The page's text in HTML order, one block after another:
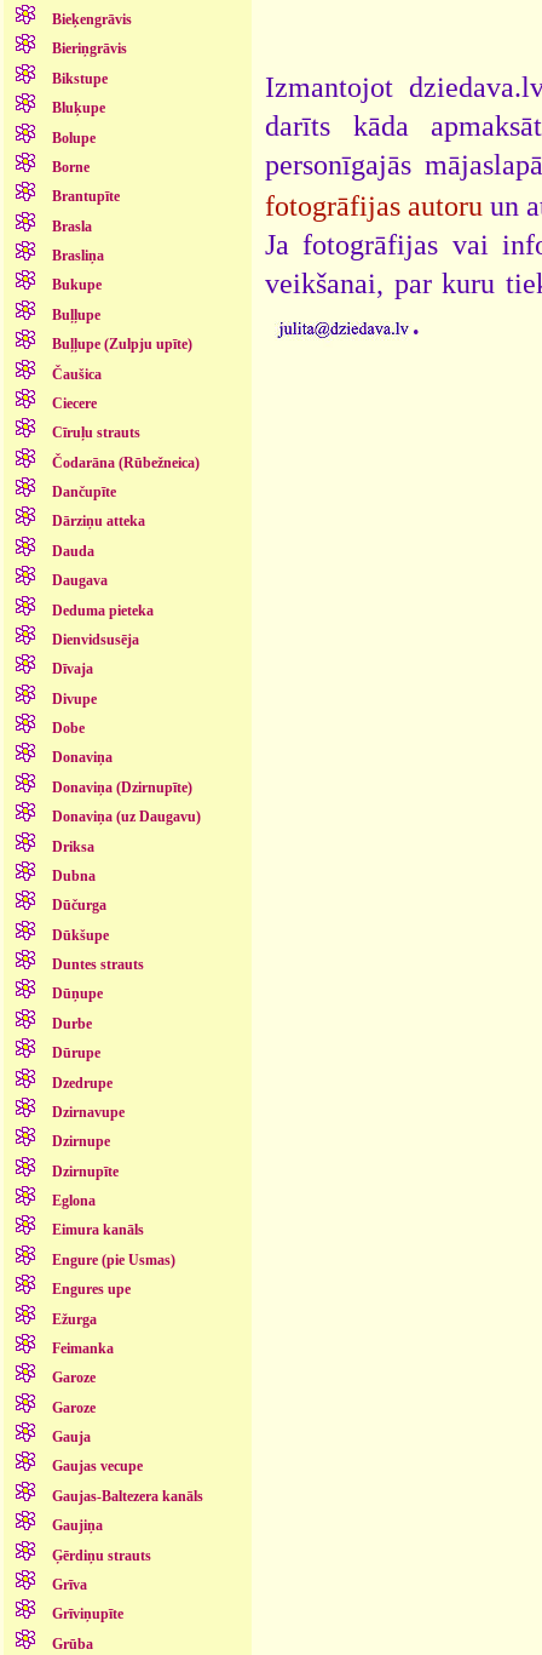
Bieķengrāvis
Bieriņgrāvis
Bikstupe
Bluķupe
Bolupe
Borne
Brantupīte
Brasla
Brasliņa
Bukupe
Buļļupe
Buļļupe (Zulpju upīte)
Čaušica
Ciecere
Cīruļu strauts
Čodarāna (Rūbežneica)
Dančupīte
Dārziņu atteka
Dauda
Daugava
Deduma pieteka
Dienvidsusēja
Dīvaja
Divupe
Dobe
Donaviņa
Donaviņa (Dzirnupīte)
Donaviņa (uz Daugavu)
Driksa
Dubna
Dūčurga
Dūkšupe
Duntes strauts
Dūņupe
Durbe
Dūrupe
Dzedrupe
Dzirnavupe
Dzirnupe
Dzirnupīte
Eglona
Eimura kanāls
Engure (pie Usmas)
Engures upe
Ežurga
Feimanka
Garoze
Garoze
Gauja
Gaujas vecupe
Gaujas-Baltezera kanāls
Gaujiņa
Ģērdiņu strauts
Grīva
Grīviņupīte
Grūba
Izmantojot
darīts kāda
personīgajās
fotogrāfijas autoru un
Ja fotogrāfijas vai
veikšanai, par kuru
.